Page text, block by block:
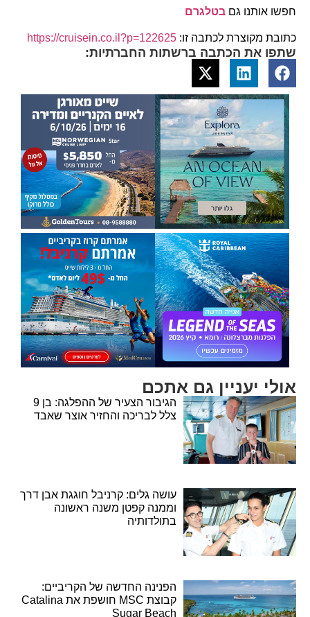
חפשו אותנו גם בטלגרם
כתובת מקוצרת לכתבה זו: https://cruisein.co.il?p=122625
שתפו את הכתבה ברשתות החברתיות:
אולי יעניין גם אתכם
הגיבור הצעיר של ההפלגה: בן 9
צלל לבריכה והחזיר אוצר שאבד
עושה גלים: קרניבל חוגגת אבן דרך
וממנה קפטן משנה ראשונה
בתולדותיה
הפנינה החדשה של הקריביים:
קבוצת MSC חושפת את Catalina
Sugar Beach